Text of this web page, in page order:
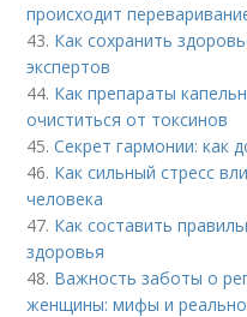
происходит
43. Как сохранить
экспертов
44. Как препараты
очиститься от токсинов
45.Секрет гармонии: как
46. Как сильный стресс
человека
47. Как составить
здоровья
48. Важность заботы о
женщины: мифы и